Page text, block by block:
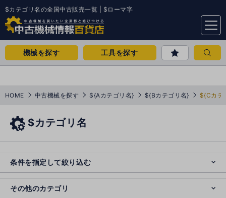
$カテゴリ名の全国中古販売一覧 | $ローマ字
menu
機械を探す 工具を探す
HOME 中古機械を探す ${Aカテゴリ名} ${Bカテゴリ名} ${Cカテ
$カテゴリ名
条件を指定して絞り込む
その他のカテゴリ
o
s
e